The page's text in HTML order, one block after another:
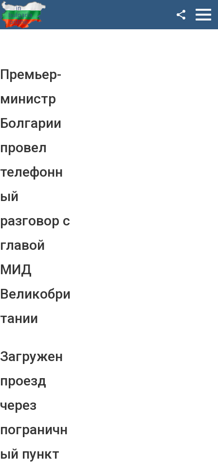
Премьер-
министр
Болгарии
провел
телефонн
ый
разговор с
главой
МИД
Великобри
тании
Загружен
проезд
через
пограничн
ый пункт